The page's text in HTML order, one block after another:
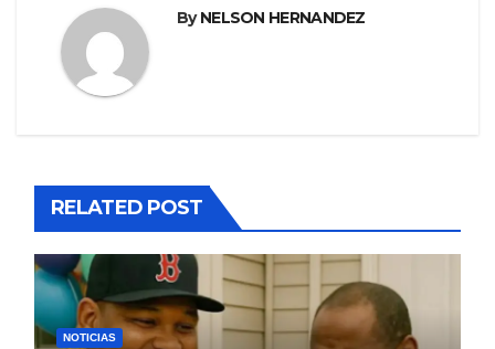
ByNELSON HERNANDEZ
RELATED POST
NOTICIAS